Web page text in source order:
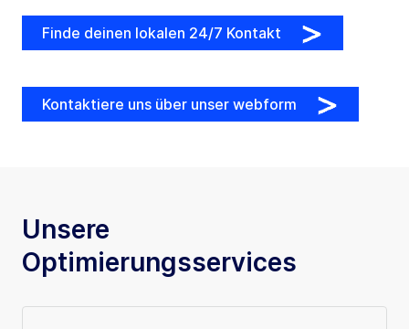
Finde deinen lokalen 24/7 Kontakt
Kontaktiere uns über unser webform
Unsere
Optimierungsservices